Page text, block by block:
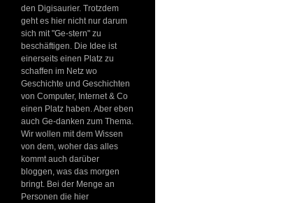
den Digisaurier. Trotzdem
geht es hier nicht nur darum
sich mit "Ge-stern" zu
beschäftigen. Die Idee ist
einerseits einen Platz zu
schaffen im Netz wo
Geschichte und Geschichten
von Computer, Internet & Co
einen Platz haben. Aber eben
auch Ge-danken zum Thema.
Wir wollen mit dem Wissen
von dem, woher das alles
kommt auch darüber
bloggen, was das morgen
bringt. Bei der Menge an
Personen die hier